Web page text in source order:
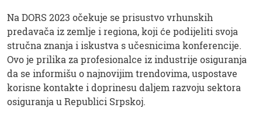
Na DORS 2023 očekuje se prisustvo vrhunskih
predavača iz zemlje i regiona, koji će podijeliti svoja
stručna znanja i iskustva s učesnicima konferencije.
Ovo je prilika za profesionalce iz industrije osiguranja
da se informišu o najnovijim trendovima, uspostave
korisne kontakte i doprinesu daljem razvoju sektora
osiguranja u Republici Srpskoj.